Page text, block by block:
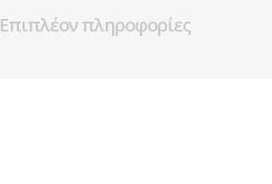
Επιπλέον πληροφορίες